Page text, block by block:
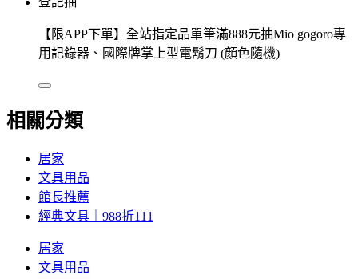
【限APP下單】全站指定品單筆滿888元抽Mio gogoro專
用記錄器、國際牌掌上型電鬍刀 (顏色隨機)
相關分類
居家
文具用品
館長推薦
經典文具｜988折111
居家
文具用品